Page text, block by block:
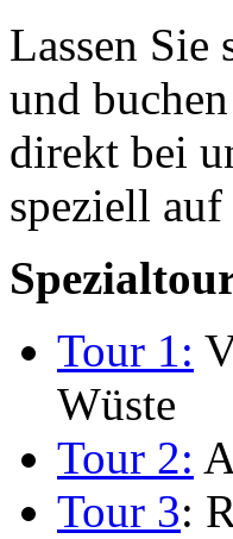
Lassen
und
direkt bei
speziell
Tour 1:
Wüste
Tour 2:
Tour 3: